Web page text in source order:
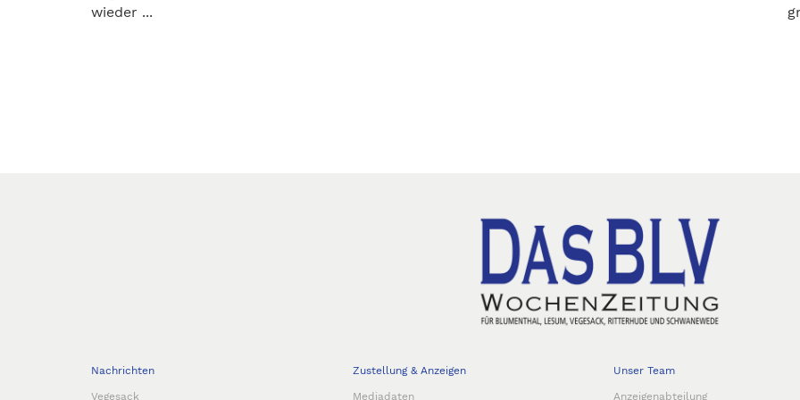
wieder ...
Nachrichten
Vegesack
Zustellung & Anzeigen
Mediadaten
Unser Team
Anzeigenabteilung